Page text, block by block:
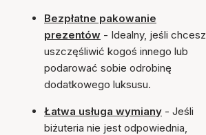
Bezpłatne pakowanie
prezentów - Idealny, jeśli chcesz
uszczęśliwić kogoś innego lub
podarować sobie odrobinę
dodatkowego luksusu.
Łatwa usługa wymiany - Jeśli
biżuteria nie jest odpowiednia,